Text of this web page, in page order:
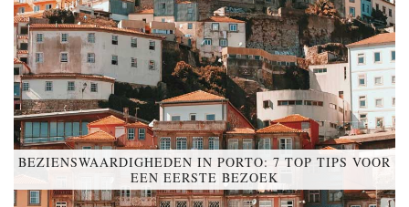
BEZIENSWAARDIGHEDEN IN PORTO: 7 TOP TIPS VOOR
EEN EERSTE BEZOEK